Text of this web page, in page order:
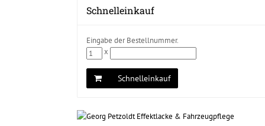
Schnelleinkauf
Eingabe der Bestellnummer.
x
Schnelleinkauf